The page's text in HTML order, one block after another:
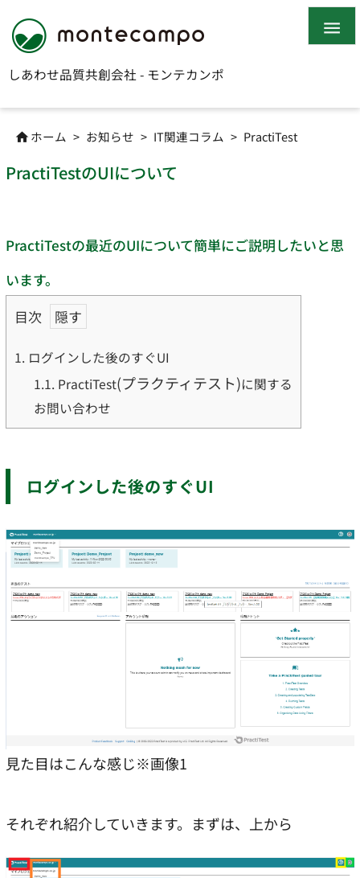
しあわせ品質共創会社 - モンテカンポ

 ホーム > お知らせ > IT関連コラム > PractiTest
PractiTestのUIについて
PractiTestの最近のUIについて簡単にご説明したいと思
います。
目次
1. ログインした後のすぐUI
1.1.PractiTest(プラクティテスト)に関する
お問い合わせ
ログインした後のすぐUI
見た目はこんな感じ※画像1
それぞれ紹介していきます。まずは、上から